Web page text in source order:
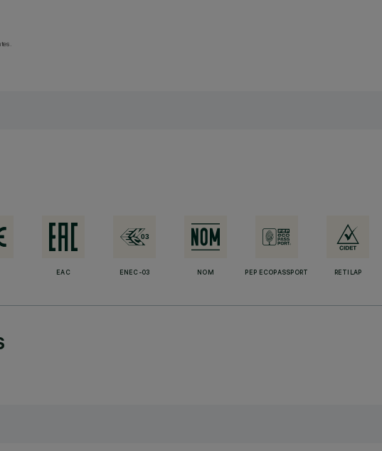
EAC ENEC-03 NOM PEP ECOPASSPORT RETILAP